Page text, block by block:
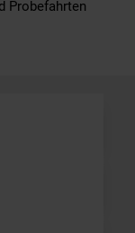
Probefahrten